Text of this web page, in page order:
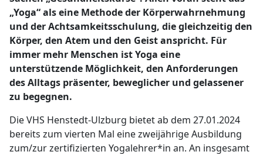
„Yoga“ als eine Methode der Körperwahrnehmung
und der Achtsamkeitsschulung, die gleichzeitig den
Körper, den Atem und den Geist anspricht. Für
immer mehr Menschen ist Yoga eine
unterstützende Möglichkeit, den Anforderungen
des Alltags präsenter, beweglicher und gelassener
zu begegnen.
Die VHS Henstedt-Ulzburg bietet ab dem 27.01.2024
bereits zum vierten Mal eine zweijährige Ausbildung
zum/zur zertifizierten Yogalehrer*in an. An insgesamt